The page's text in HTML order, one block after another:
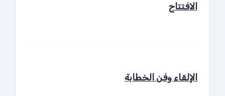
الافتتاح
الإلقاء وفن الخطابة